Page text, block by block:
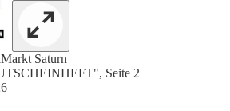
Saturn
Seite 2